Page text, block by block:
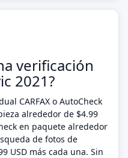
verificación
2021?
CARFAX o AutoCheck
alrededor de $4.99
en paquete alrededor
de fotos de
USD más cada una. Sin